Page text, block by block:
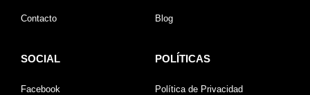
Contacto Blog
SOCIAL
Facebook
POLÍTICAS
Política de Privacidad